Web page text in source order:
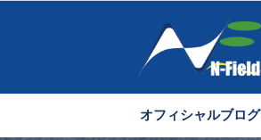
オフィシャルブログ